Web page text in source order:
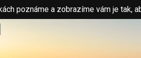
poznáme a zobrazíme vám je tak,